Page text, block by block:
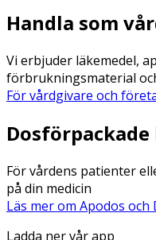
Handla som
Vi erbjuder läkemedel,
förbrukningsmaterial
För vårdgivare och
För vårdens patienter
på din medicin
Läs mer om Apodos och
Ladda ner vår app